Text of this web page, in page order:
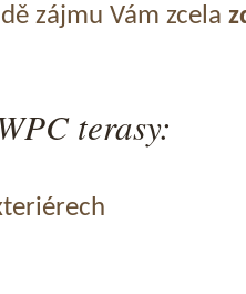
zájmu Vám zcela
terasy: